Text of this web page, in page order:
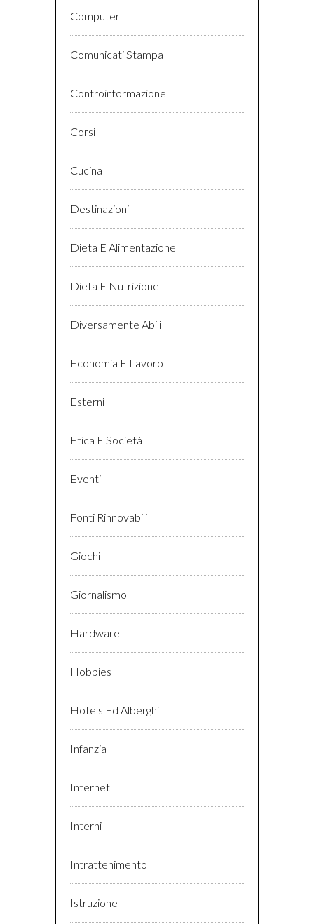
Computer
Comunicati Stampa
Controinformazione
Corsi
Cucina
Destinazioni
Dieta E Alimentazione
Dieta E Nutrizione
Diversamente Abili
Economia E Lavoro
Esterni
Etica E Società
Eventi
Fonti Rinnovabili
Giochi
Giornalismo
Hardware
Hobbies
Hotels Ed Alberghi
Infanzia
Internet
Interni
Intrattenimento
Istruzione